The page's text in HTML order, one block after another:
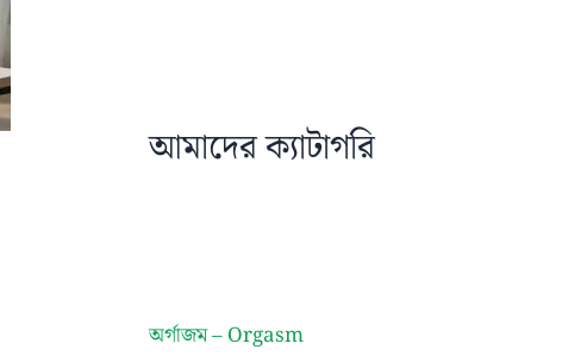
আমাদের ক্যাটাগরি
অর্গাজম – Orgasm